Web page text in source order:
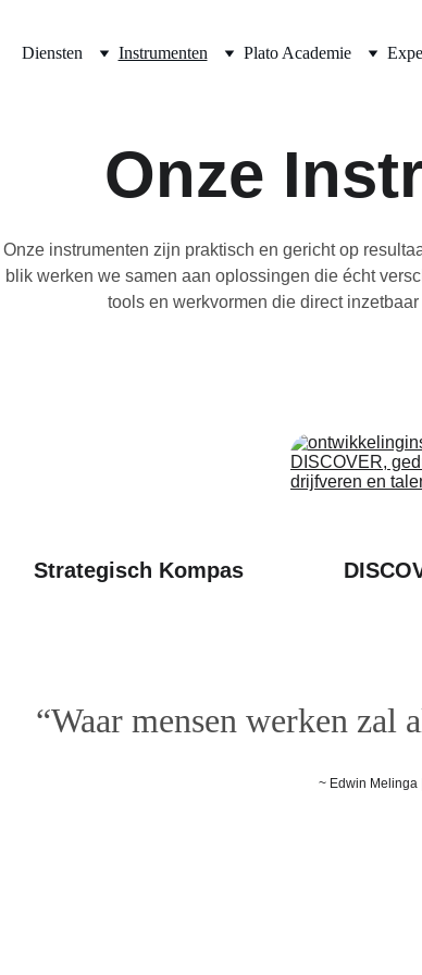
Diensten Instrumenten Plato Academie
Onze
Onze instrumenten zijn praktisch en gericht op
blik werken we samen aan oplossingen die écht
tools en werkvormen die direct
Strategisch Kompas
“Waar mensen werken
~ Edwin Melinga